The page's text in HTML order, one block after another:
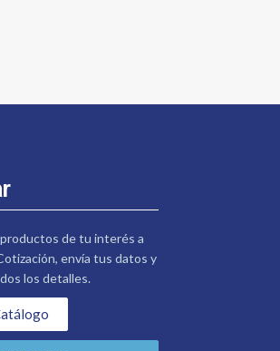
de tu interés a
envía tus datos y
los detalles.